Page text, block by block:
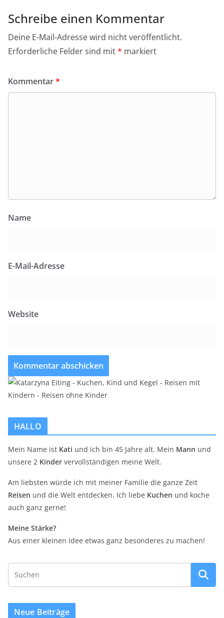
Schreibe einen Kommentar
Deine E-Mail-Adresse wird nicht veröffentlicht.
Erforderliche Felder sind mit* markiert
Kommentar*
Name
E-Mail-Adresse
Website
HALLO
Mein Name ist Kati und ich bin 45 Jahre alt. Mein Mann und
unsere 2 Kinder vervollständigen meine Welt.
Am liebsten würde ich mit meiner Familie die ganze Zeit
Reisen und die Welt entdecken. Ich liebe Kuchen und koche
auch ganz gerne!
Meine Stärke?
Aus einer kleinen Idee etwas ganz besonderes zu machen!
Neue Beiträge